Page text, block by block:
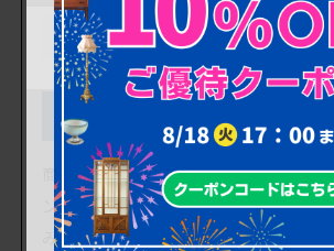
「これからリペア予定品」ご
STEP1
商品をカートに入れていただき、案内
ン→お客様情報入力→ご注文手続き情
みください。